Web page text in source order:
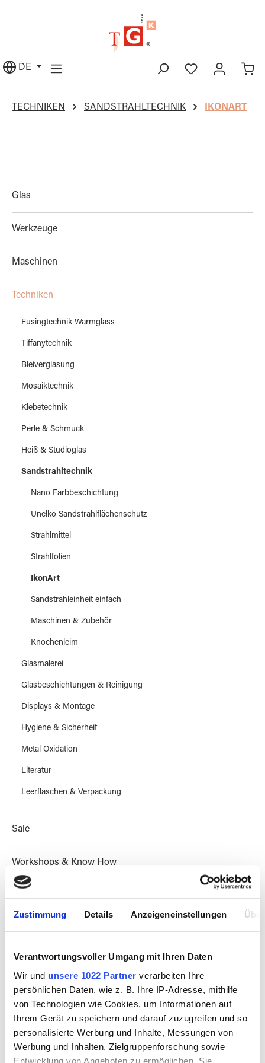
Zustimmung Details Anzeigeneinstellungen
Verantwortungsvoller Umgang mit Ihren Daten
Wir und unsere 1022 Partner verarbeiten Ihre
persönlichen Daten, wie z. B. Ihre IP-Adresse, mithilfe
von Technologien wie Cookies, um Informationen auf
Ihrem Gerät zu speichern und darauf zuzugreifen und so
personalisierte Werbung und Inhalte, Messungen von
Werbung und Inhalten, Zielgruppenforschung sowie
Entwicklung von Angeboten zu ermöglichen. Sie
DE
TECHNIKEN SANDSTRAHLTECHNIK IKONART
Glas
Werkzeuge
Maschinen
Techniken
Fusingtechnik Warmglass
Tiffanytechnik
Bleiverglasung
Mosaiktechnik
Klebetechnik
Perle & Schmuck
Heiß & Studioglas
Sandstrahltechnik
Nano Farbbeschichtung
Unelko Sandstrahlflächenschutz
Strahlmittel
Strahlfolien
IkonArt
Sandstrahleinheit einfach
Maschinen & Zubehör
Knochenleim
Glasmalerei
Glasbeschichtungen & Reinigung
Displays & Montage
Hygiene & Sicherheit
Metal Oxidation
Literatur
Leerflaschen & Verpackung
Sale
Workshops & Know How
Magazine & Kultur
PRODUKTE FILTERN